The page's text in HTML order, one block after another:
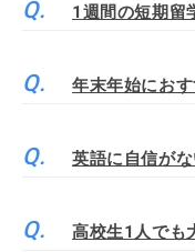
1週間の短期留
年末年始にお
英語に自信が
高校生1人でも